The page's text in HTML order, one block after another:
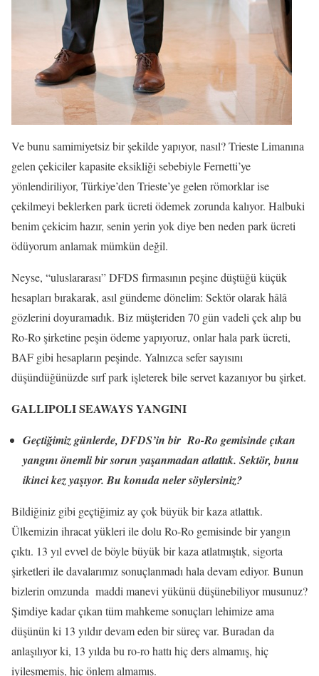
Ve bunu samimiyetsiz bir şekilde yapıyor, nasıl? Trieste Limanına
gelen çekiciler kapasite eksikliği sebebiyle Fernetti’ye
yönlendiriliyor, Türkiye’den Trieste’ye gelen römorklar ise
çekilmeyi beklerken park ücreti ödemek zorunda kalıyor. Halbuki
benim çekicim hazır, senin yerin yok diye ben neden park ücreti
ödüyorum anlamak mümkün değil.
Neyse, “uluslararası” DFDS firmasının peşine düştüğü küçük
hesapları bırakarak, asıl gündeme dönelim: Sektör olarak hâlâ
gözlerini doyuramadık. Biz müşteriden 70 gün vadeli çek alıp bu
Ro-Ro şirketine peşin ödeme yapıyoruz, onlar hala park ücreti,
BAF gibi hesapların peşinde. Yalnızca sefer sayısını
düşündüğünüzde sırf park işleterek bile servet kazanıyor bu şirket.
GALLIPOLI SEAWAYS YANGINI
Geçtiğimiz günlerde, DFDS’in bir Ro-Ro gemisinde çıkan
yangını önemli bir sorun yaşanmadan atlattık. Sektör, bunu
ikinci kez yaşıyor. Bu konuda neler söylersiniz?
Bildiğiniz gibi geçtiğimiz ay çok büyük bir kaza atlattık.
Ülkemizin ihracat yükleri ile dolu Ro-Ro gemisinde bir yangın
çıktı. 13 yıl evvel de böyle büyük bir kaza atlatmıştık, sigorta
şirketleri ile davalarımız sonuçlanmadı hala devam ediyor. Bunun
bizlerin omzunda maddi manevi yükünü düşünebiliyor musunuz?
Şimdiye kadar çıkan tüm mahkeme sonuçları lehimize ama
düşünün ki 13 yıldır devam eden bir süreç var. Buradan da
anlaşılıyor ki, 13 yılda bu ro-ro hattı hiç ders almamış, hiç
iyileşmemiş, hiç önlem almamış.